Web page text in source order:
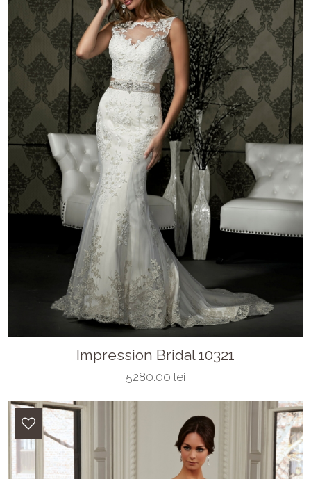
Impression Bridal 10321
5280.00 lei